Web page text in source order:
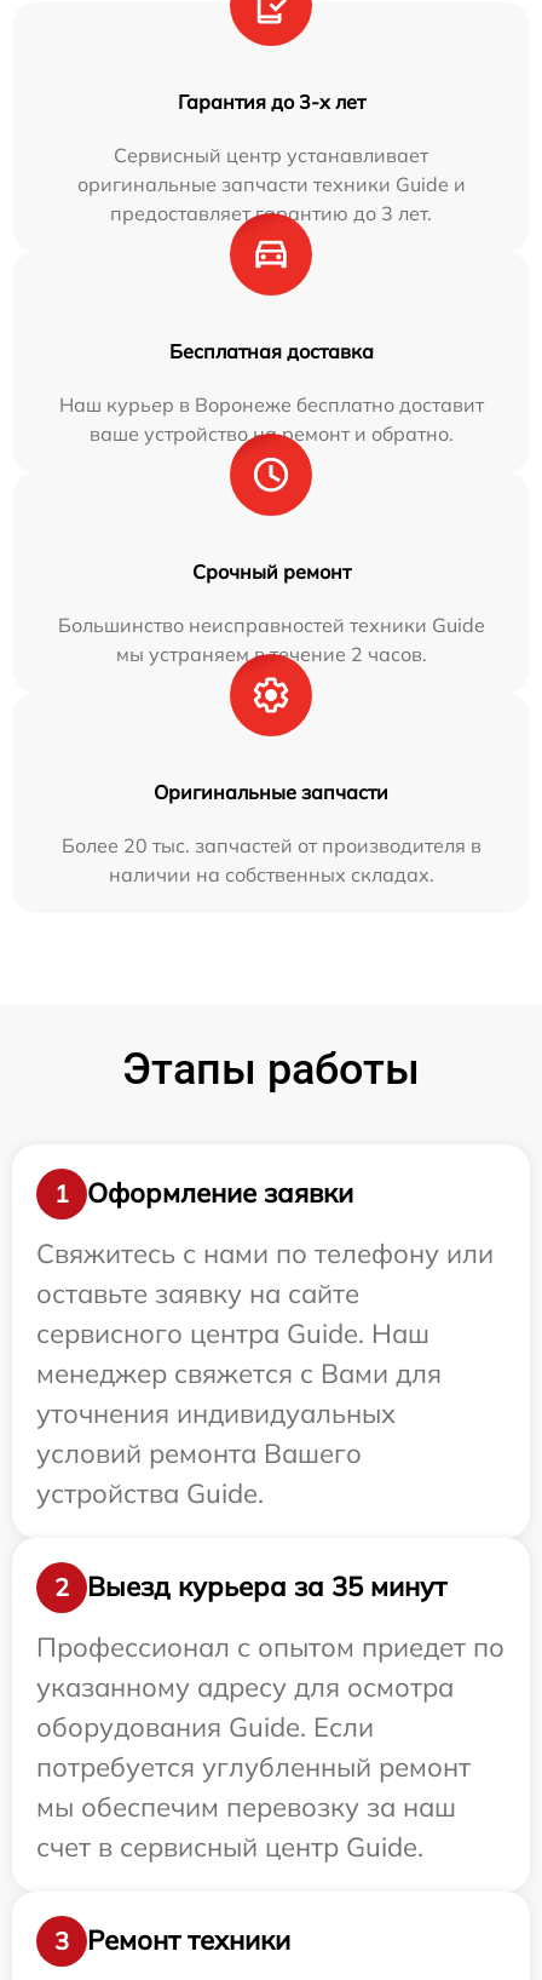
Гарантия до 3-х лет
Сервисный центр устанавливает
оригинальные запчасти техники Guide и
предоставляет гарантию до 3 лет.
Бесплатная доставка
Наш курьер в Воронеже бесплатно доставит
ваше устройство на ремонт и обратно.
Срочный ремонт
Большинство неисправностей техники Guide
мы устраняем в течение 2 часов.
Оригинальные запчасти
Более 20 тыс. запчастей от производителя в
наличии на собственных складах.
Этапы работы
1
Оформление заявки
Свяжитесь с нами по телефону или
оставьте заявку на сайте
сервисного центра Guide. Наш
менеджер свяжется с Вами для
уточнения индивидуальных
условий ремонта Вашего
устройства Guide.
2
Выезд курьера за 35 минут
Профессионал с опытом приедет по
указанному адресу для осмотра
оборудования Guide. Если
потребуется углубленный ремонт
мы обеспечим перевозку за наш
счет в сервисный центр Guide.
3 Ремонт техники